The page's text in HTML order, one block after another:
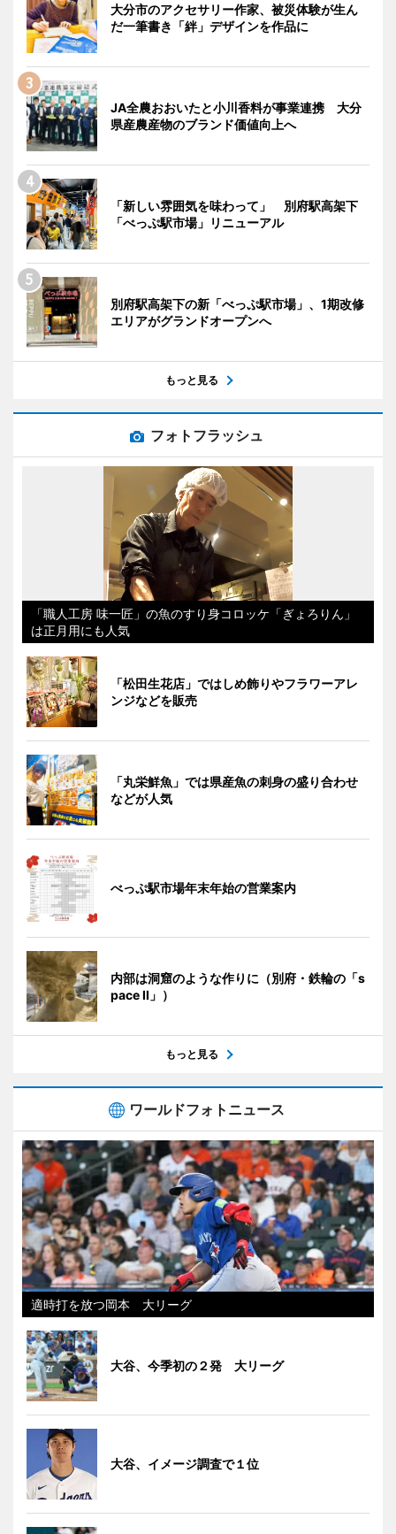
大分市のアクセサリー作家、被災体験が生ん
だ一筆書き「絆」デザインを作品に
JA全農おおいたと小川香料が事業連携 大分
県産農産物のブランド価値向上へ
「新しい雰囲気を味わって」 別府駅高架下
「べっぷ駅市場」リニューアル
別府駅高架下の新「べっぷ駅市場」、1期改修
エリアがグランドオープンへ
もっと見る
フォトフラッシュ
「職人工房 味一匠」の魚のすり身コロッケ「ぎょろりん」
は正月用にも人気
「松田生花店」ではしめ飾りやフラワーアレ
ンジなどを販売
「丸栄鮮魚」では県産魚の刺身の盛り合わせ
などが人気
べっぷ駅市場年末年始の営業案内
内部は洞窟のような作りに（別府・鉄輪の「s
pace II」）
もっと見る
ワールドフォトニュース
適時打を放つ岡本 大リーグ
大谷、今季初の２発 大リーグ
大谷、イメージ調査で１位